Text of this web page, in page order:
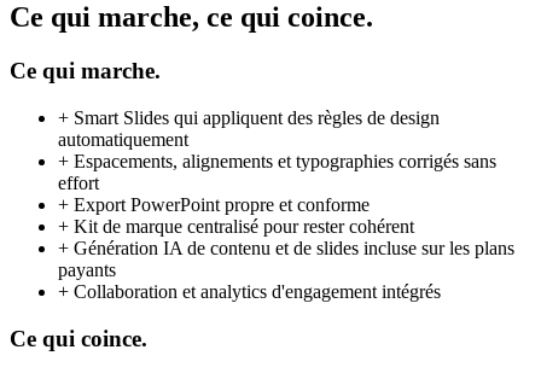
Ce qui marche, ce qui coince.
Ce qui marche.
+ Smart Slides qui appliquent des règles de design
automatiquement
+ Espacements, alignements et typographies corrigés sans
effort
+ Export PowerPoint propre et conforme
+ Kit de marque centralisé pour rester cohérent
+ Génération IA de contenu et de slides incluse sur les plans
payants
+ Collaboration et analytics d'engagement intégrés
Ce qui coince.